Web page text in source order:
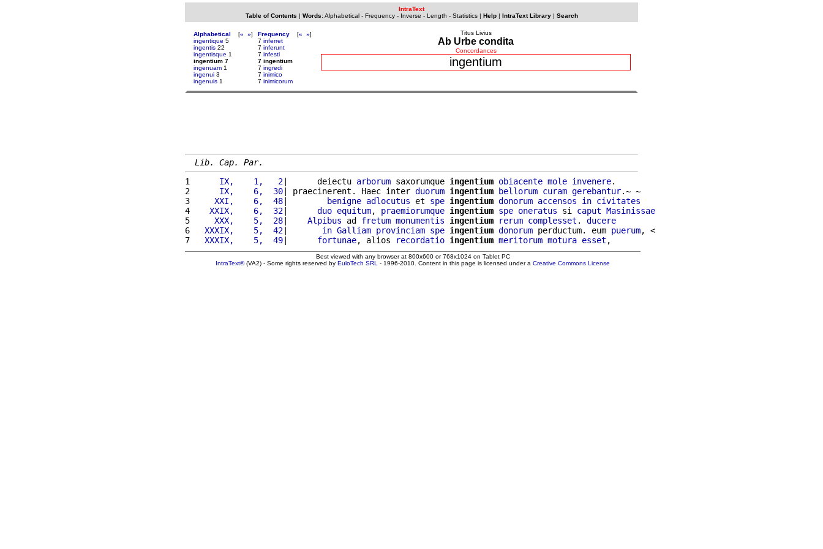
IntraText
Table of Contents | Words: Alphabetical- Frequency- Inverse - Length - Statistics| Help| IntraText Library| Search
Alphabetical [« »]
ingentique 5
ingentis 22
ingentisque 1
ingentium 7
ingenuam 1
ingenui 3
ingenuis 1
Frequency [« »]
7 inferret
7 inferunt
7 infesti
7 ingentium
7 ingredi
7 inimico
7 inimicorum
Titus Livius
Ab Urbe condita
Concordances
ingentium
Lib. Cap. Par.
1
     IX,    1,   2
|      deiectu arborum saxorumque ingentium obiacente mole invenere.
2
     IX,    6,  30
| praecinerent. Haec inter duorum ingentium bellorum curam gerebantur.~ ~
3
    XXI,    6,  48
| benigne adlocutus et spe ingentium donorum accensos in civitates
4
   XXIX,    6,  32
| duo equitum, praemiorumque ingentium spe oneratus si caput Masinissae
5
    XXX,    5,  28
| Alpibus ad fretum monumentis ingentium rerum complesset . ducere
6
  XXXIX,    5,  42
| in Galliam provinciam spe ingentium donorum perductum. eum puerum, <
7
  XXXIX,    5,  49
| fortunae, alios recordatio ingentium meritorum motura esset
Best viewed with any browser at 800x600 or 768x1024 on Tablet PC
IntraText®(VA2) - Some rights reserved by EuloTech SRL - 1996-2010. Content in this page is licensed under a Creative Commons License